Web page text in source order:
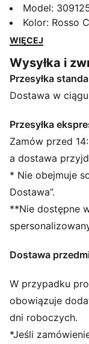
doskonałości w
tradycji
akcesoriów
czemu możesz
gdziekolwiek się
dziedzictwo
Szerokość:
Kształt noska:
Zapięcie:
Rodzaj obcasa:
Model:
Kolor: Rosso
WIĘCEJ
Wysyłka i
Przesyłka
Dostawa w
Przesyłka
Zamów przed
a dostawa
* Nie obejmuje
Dostawa”.
**Nie dostępne
Dostawa
W przypadku
obowiązuje
dni roboczych.
*Jeśli